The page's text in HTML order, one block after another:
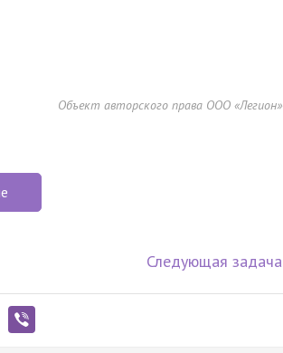
Объект авторского права ООО «Легион»
Следующая задача